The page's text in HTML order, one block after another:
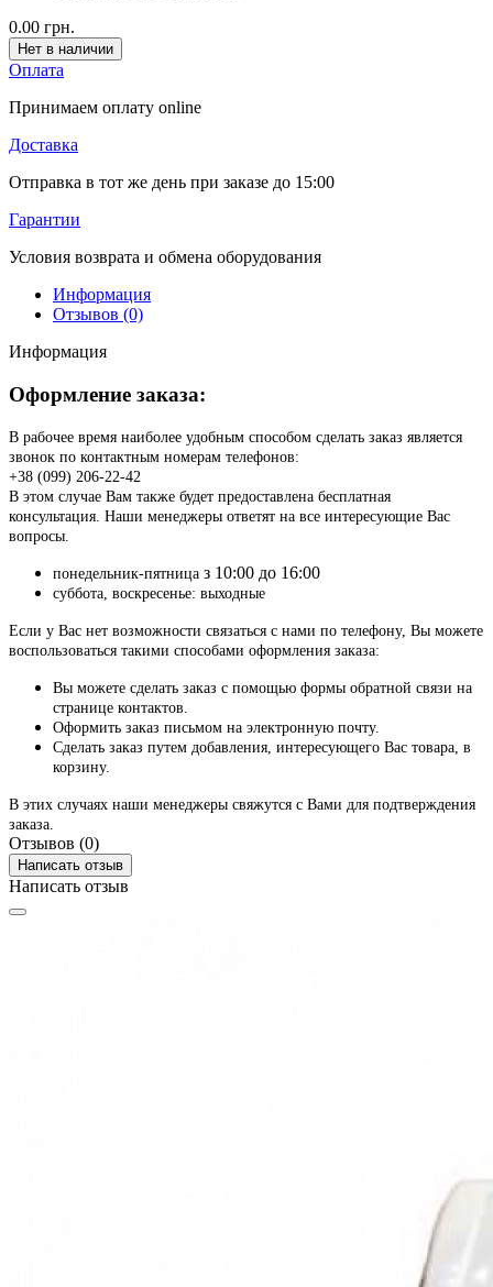
0.00 грн.
Нет в наличии
Оплата
Принимаем оплату online
Доставка
Отправка в тот же день при заказе до 15:00
Гарантии
Условия возврата и обмена оборудования
Информация
Отзывов (0)
Информация
Оформление заказа:
В рабочее время наиболее удобным способом сделать заказ является
звонок по контактным номерам телефонов:
+38 (099) 206-22-42
В этом случае Вам также будет предоставлена бесплатная
консультация. Наши менеджеры ответят на все интересующие Вас
вопросы.
понедельник-пятница з 10:00 до 16:00
суббота, воскресенье: выходные
Если у Вас нет возможности связаться с нами по телефону, Вы можете
воспользоваться такими способами оформления заказа:
Вы можете сделать заказ с помощью формы обратной связи на
странице контактов.
Оформить заказ письмом на электронную почту.
Сделать заказ путем добавления, интересующего Вас товара, в
корзину.
В этих случаях наши менеджеры свяжутся с Вами для подтверждения
заказа.
Отзывов (0)
Написать отзыв
Написать отзыв